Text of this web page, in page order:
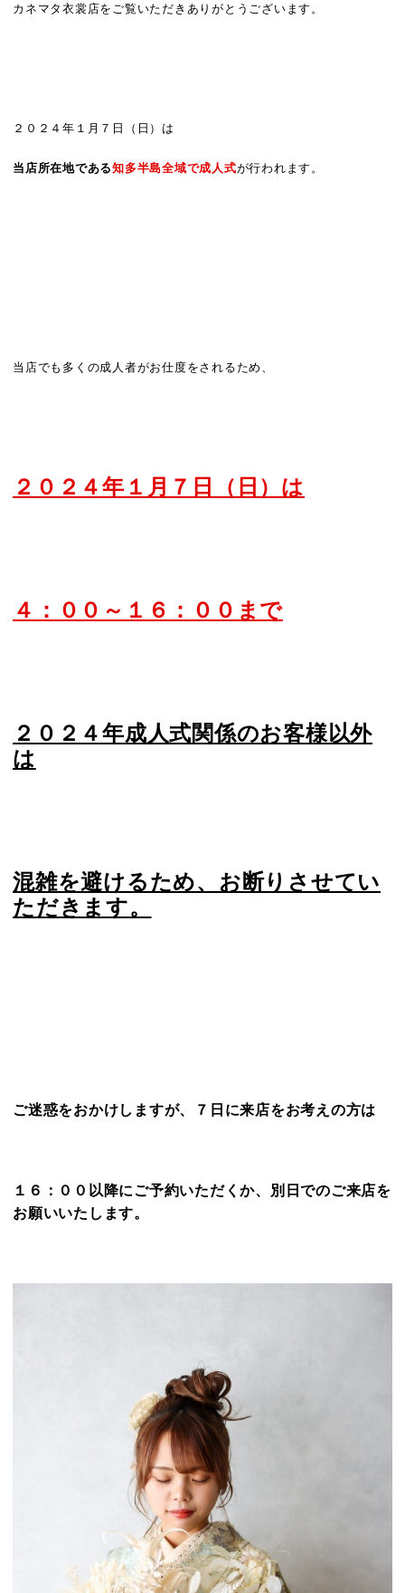
カネマタ衣裳店をご覧いただきありがとうございます。
２０２４年１月７日（日）は
当店所在地である知多半島全域で成人式が行われます。
当店でも多くの成人者がお仕度をされるため、
２０２４年１月７日（日）は
４：００～１６：００まで
２０２４年成人式関係のお客様以外
は
混雑を避けるため、お断りさせてい
ただきます。
ご迷惑をおかけしますが、７日に来店をお考えの方は
１６：００以降にご予約いただくか、別日でのご来店を
お願いいたします。